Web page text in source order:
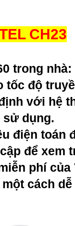
CH23
trong nhà:
tốc độ
với hệ
sử dụng.
điện toán
để xem
phí
cách dễ